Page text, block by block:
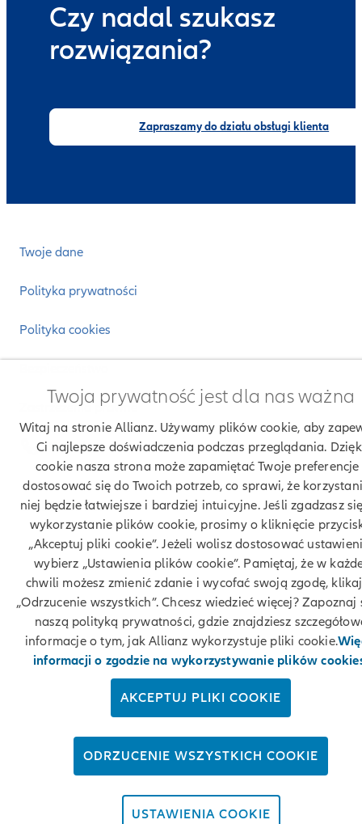
Czy nadal szukasz
rozwiązania?
Zapraszamy do działu obsługi klienta
Twoje dane
Polityka prywatności
Polityka cookies
Zastrzeżenia prawne
© Allianz 2026
Kontakt
Twoja prywatność jest dla nas ważna
Witaj na stronie Allianz. Używamy plików cookie, aby
Ci najlepsze doświadczenia podczas przeglądania.
cookie nasza strona może zapamiętać Twoje
dostosować się do Twoich potrzeb, co sprawi, że
niej będzie łatwiejsze i bardziej intuicyjne. Jeśli zgadzasz
wykorzystanie plików cookie, prosimy o kliknięcie
„Akceptuj pliki cookie”. Jeżeli wolisz dostosować
wybierz „Ustawienia plików cookie”. Pamiętaj, że w
chwili możesz zmienić zdanie i wycofać swoją zgodę,
„Odrzucenie wszystkich”. Chcesz wiedzieć więcej? Zapoznaj
naszą polityką prywatności, gdzie znajdziesz
informacje o tym, jak Allianz wykorzystuje pliki cookie.
informacji o zgodzie na wykorzystywanie plików
AKCEPTUJ PLIKI COOKIE
ODRZUCENIE WSZYSTKICH COOKIE
USTAWIENIA COOKIE